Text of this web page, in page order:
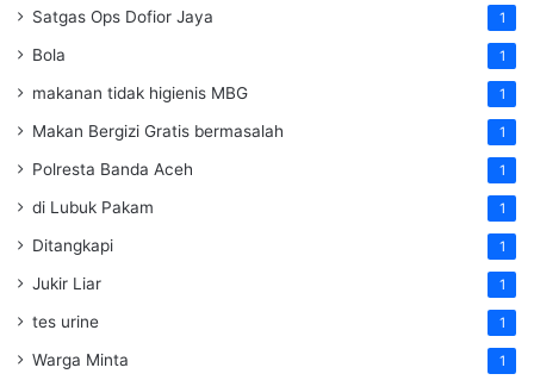
Satgas Ops Dofior Jaya 1
Bola 1
makanan tidak higienis MBG 1
Makan Bergizi Gratis bermasalah 1
Polresta Banda Aceh 1
di Lubuk Pakam 1
Ditangkapi 1
Jukir Liar 1
tes urine 1
Warga Minta 1